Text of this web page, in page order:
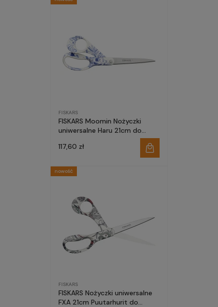
FISKARS
FISKARS Moomin Nożyczki
uniwersalne Haru 21cm do
117,60 zł
FISKARS
FISKARS Nożyczki uniwersalne
FXA 21cm Puutarhurit do
nowość